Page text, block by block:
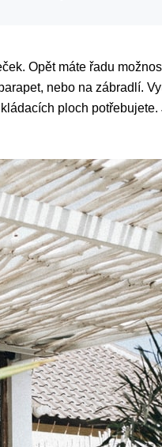
Opět máte řadu
nebo na zábradlí.
ploch